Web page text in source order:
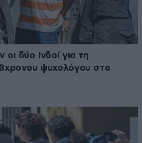
δύο Ινδοί για τη
ψυχολόγου στο